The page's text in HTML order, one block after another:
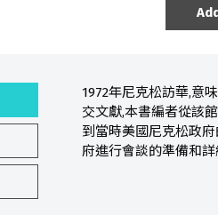
1972年尼克松訪華,意
交文獻,本書編者從該
到當時美國尼克松政
府進行會談的準備和詳